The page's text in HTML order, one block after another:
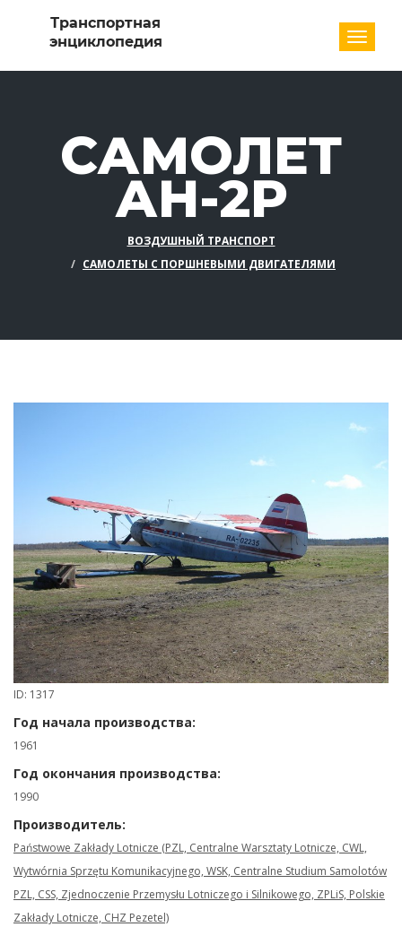
САМОЛЕТ
АН-2Р
ВОЗДУШНЫЙ ТРАНСПОРТ
САМОЛЕТЫ С ПОРШНЕВЫМИ ДВИГАТЕЛЯМИ
ID: 1317
Год начала производства:
1961
Год окончания производства:
1990
Производитель:
Państwowe Zakłady Lotnicze (PZL, Centralne Warsztaty Lotnicze, CWL,
Wytwórnia Sprzętu Komunikacyjnego, WSK, Centralne Studium Samolotów
PZL, CSS, Zjednoczenie Przemysłu Lotniczego i Silnikowego, ZPLiS, Polskie
Zakłady Lotnicze, CHZ Pezetel)